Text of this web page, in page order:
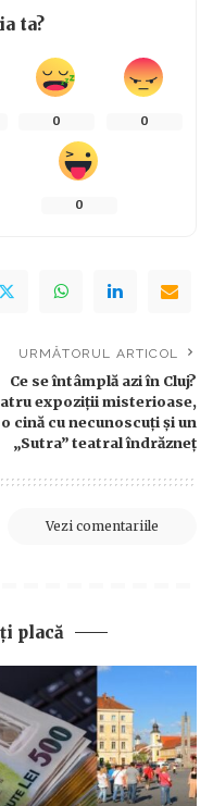
ta?
0 0
0
URMĂTORUL ARTICOL
Ce se întâmplă azi în Cluj?
expoziții misterioase,
o cină cu necunoscuți și un
„Sutra” teatral îndrăzneț
Vezi comentariile
placă